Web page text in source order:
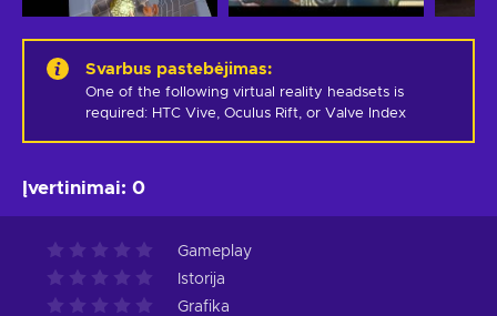
Svarbus pastebėjimas:
One of the following virtual reality headsets is
required: HTC Vive, Oculus Rift, or Valve Index
Įvertinimai: 0
Gameplay
Istorija
Grafika